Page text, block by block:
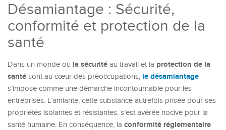
Désamiantage : Sécurité,
conformité et protection de la
santé
Dans un monde où la sécurité au travail et la protection de la
santé sont au cœur des préoccupations, le désamiantage
s’impose comme une démarche incontournable pour les
entreprises. L’amiante, cette substance autrefois prisée pour ses
propriétés isolantes et résistantes, s’est avérée nocive pour la
santé humaine. En conséquence, la conformité réglementaire